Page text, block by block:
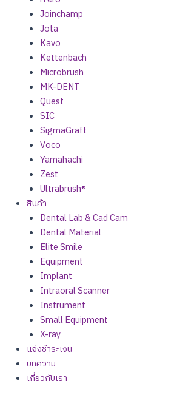
Joinchamp
Jota
Kavo
Kettenbach
Microbrush
MK-DENT
Quest
SIC
SigmaGraft
Voco
Yamahachi
Zest
Ultrabrush®
สินค้า
Dental Lab & Cad Cam
Dental Material
Elite Smile
Equipment
Implant
Intraoral Scanner
Instrument
Small Equipment
X-ray
แจ้งชำระเงิน
บทความ
เกี่ยวกับเรา